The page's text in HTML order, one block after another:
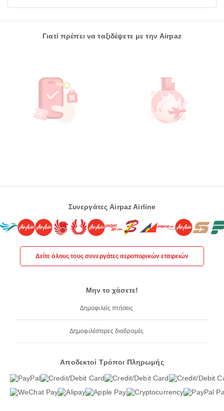
Γιατί πρέπει να ταξιδέψετε με την Airpaz
Συνεργάτες Airpaz Airline
Δείτε όλους τους συνεργάτες αεροπορικών εταιρειών
Μην το χάσετε!
Δημοφιλείς πτήσεις
Δημοφιλέστερες διαδρομές
Αποδεκτοί Τρόποι Πληρωμής